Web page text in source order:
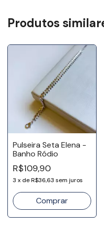
Produtos
Pulseira Seta Elena -
Banho Ródio
R$109,90
3 x deR$36,63 sem juros